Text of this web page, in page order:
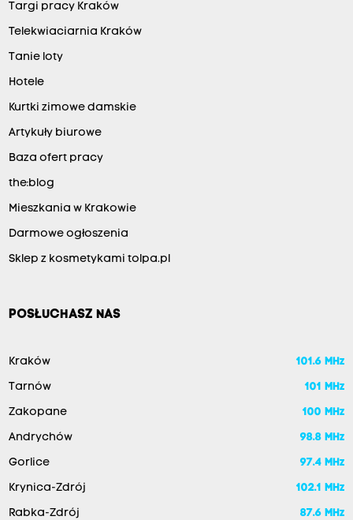
Targi pracy Kraków
Telekwiaciarnia Kraków
Tanie loty
Hotele
Kurtki zimowe damskie
Artykuły biurowe
Baza ofert pracy
the:blog
Mieszkania w Krakowie
Darmowe ogłoszenia
Sklep z kosmetykami tolpa.pl
POSŁUCHASZ NAS
Kraków 101.6 MHz
Tarnów 101 MHz
Zakopane 100 MHz
Andrychów 98.8 MHz
Gorlice 97.4 MHz
Krynica-Zdrój 102.1 MHz
Rabka-Zdrój 87.6 MHz